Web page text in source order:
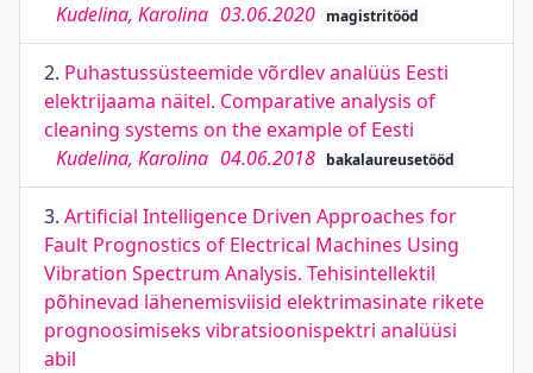
Kudelina, Karolina 03.06.2020 magistritööd
2. Puhastussüsteemide võrdlev analüüs Eesti
elektrijaama näitel. Comparative analysis of
cleaning systems on the example of Eesti
Kudelina, Karolina 04.06.2018 bakalaureusetööd
3. Artificial Intelligence Driven Approaches for
Fault Prognostics of Electrical Machines Using
Vibration Spectrum Analysis. Tehisintellektil
põhinevad lähenemisviisid elektrimasinate rikete
prognoosimiseks vibratsioonispektri analüüsi
abil